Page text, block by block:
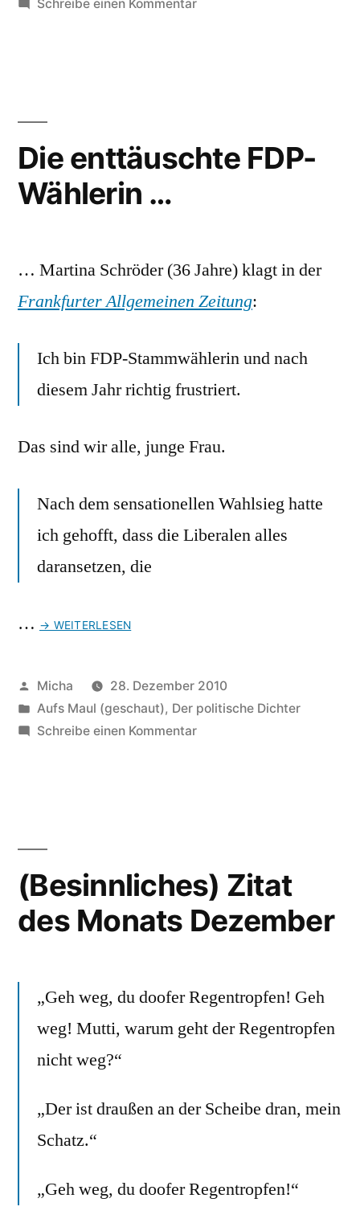
Schreibe einen Kommentar
Die enttäuschte FDP-
Wählerin …
… Martina Schröder (36 Jahre) klagt in der
Frankfurter Allgemeinen Zeitung:
Ich bin FDP-Stammwählerin und nach
diesem Jahr richtig frustriert.
Das sind wir alle, junge Frau.
Nach dem sensationellen Wahlsieg hatte
ich gehofft, dass die Liberalen alles
daransetzen, die
… → WEITERLESEN
Veröffentlicht
von
Micha
28. Dezember 2010
Veröffentlicht
unter
Aufs Maul (geschaut), Der politische Dichter
Schreibe einen Kommentarzu
(Besinnliches) Zitat
des Monats Dezember
„Geh weg, du doofer Regentropfen! Geh
weg! Mutti, warum geht der Regentropfen
nicht weg?“
„Der ist draußen an der Scheibe dran, mein
Schatz.“
„Geh weg, du doofer Regentropfen!“